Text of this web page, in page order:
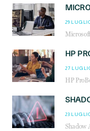
29
27
23